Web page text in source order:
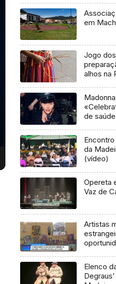
em
Jogo
alhos na
de saúde
da
(vídeo)
Opereta
Vaz de
Artistas
Elenco